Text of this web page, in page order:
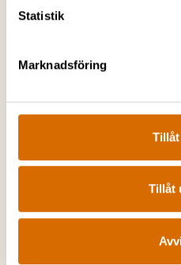
Statistik
Marknadsföring
Tillåt